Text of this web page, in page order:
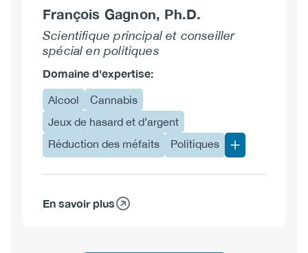
François Gagnon, Ph.D.
Scientifique principal et conseiller
spécial en politiques
Domaine d'expertise:
Alcool
Cannabis
Jeux de hasard et d’argent
Réduction des méfaits
Politiques
Plus de
En savoir plus
sur